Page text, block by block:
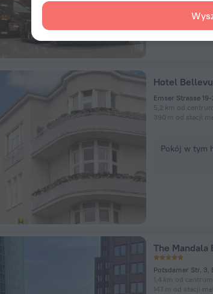
Hotel
Emser Strasse
5,2 km od
390 m od stacji
Pokój w tym
The Mandala
Potsdamer Str. 3,
1,4 km od
147 m od stacji